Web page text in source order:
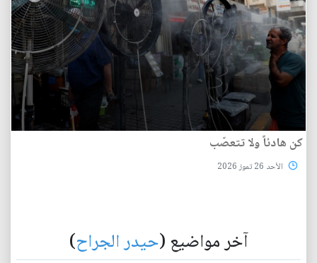
كن هادئاً ولا تتعصّب
الأحد 26 تموز 2026
آخر مواضيع (حيدر الجراح)